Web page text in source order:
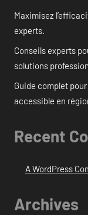
Maximisez
experts.
Conseils experts
solutions
Guide complet
accessible en
Recent
A WordPress
Archives